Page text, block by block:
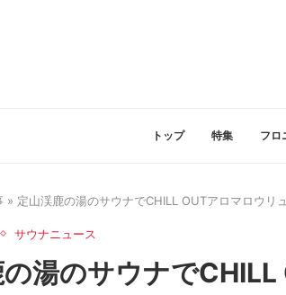
トップ 特集 フロ
» 定山渓鹿の湯のサウナでCHILL OUTアロマロウリ
サウナニュース
湯のサウナで